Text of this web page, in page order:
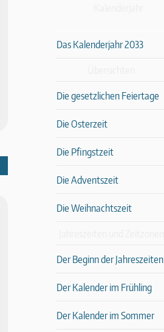
Das Kalenderjahr 2033
Die gesetzlichen Feiertage
Die Osterzeit
Die Pfingstzeit
Die Adventszeit
Die Weihnachtszeit
Der Beginn der Jahreszeiten
Der Kalender im Frühling
Der Kalender im Sommer